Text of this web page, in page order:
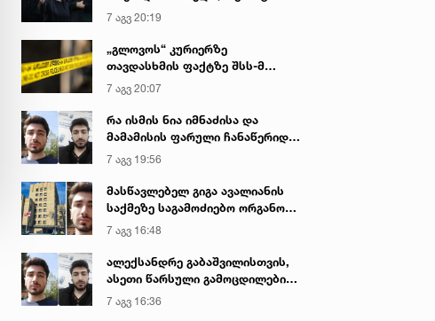
იყო ნია იმნაძე წამქეზებელი...“ -
გიგა ავალიანის დედა
7 აგვ 20:19
„გლოვოს“ კურიერზე
თავდასხმის ფაქტზე შსს-მ
გამოძიება დაიწყო
7 აგვ 20:07
რა ისმის ნია იმნაძისა და
მამამისის ფარული ჩანაწერიდან
- გიგა ავალიანის მკვლელობის
საქმე
7 აგვ 19:56
მასწავლებელ გიგა ავალიანის
საქმეზე საგამოძიებო ორგანო
დაკავებულ არასრულწლოვნებს -
ნია იმნაძესა და ანასტასია
ბერუაშვილს 30 დღის
განმავლობაში ფარულად
7 აგვ 16:48
ალექსანდრე გაბაშვილისთვის,
ასეთი წარსული გამოცდილების
ადამიანისთვის ინფორმაციის
მიწოდება, რომ მასწავლებელი
7 აგვ 16:36